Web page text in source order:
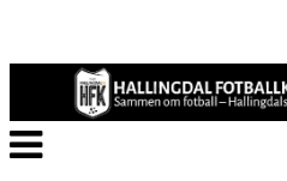
Veksle
navigasjon